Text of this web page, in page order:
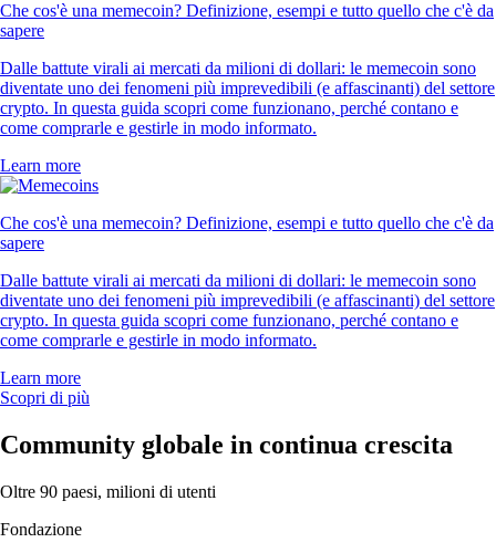
Che cos'è una memecoin? Definizione, esempi e tutto quello che c'è da
sapere
Dalle battute virali ai mercati da milioni di dollari: le memecoin sono
diventate uno dei fenomeni più imprevedibili (e affascinanti) del settore
crypto. In questa guida scopri come funzionano, perché contano e
come comprarle e gestirle in modo informato.
Learn more
Che cos'è una memecoin? Definizione, esempi e tutto quello che c'è da
sapere
Dalle battute virali ai mercati da milioni di dollari: le memecoin sono
diventate uno dei fenomeni più imprevedibili (e affascinanti) del settore
crypto. In questa guida scopri come funzionano, perché contano e
come comprarle e gestirle in modo informato.
Learn more
Scopri di più
Community globale in continua crescita
Oltre 90 paesi, milioni di utenti
Fondazione